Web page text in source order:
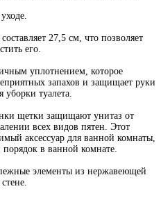
27,5 см, что позволяет
его.
уплотнением, которое
запахов и защищает руки
уборки туалета.
щетки защищают унитаз от
всех видов пятен. Этот
аксессуар для ванной комнаты,
в ванной комнате.
элементы из нержавеющей